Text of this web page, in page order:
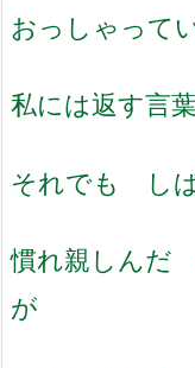
おっしゃって
私には返す言
それでも し
慣れ親しんだ
が